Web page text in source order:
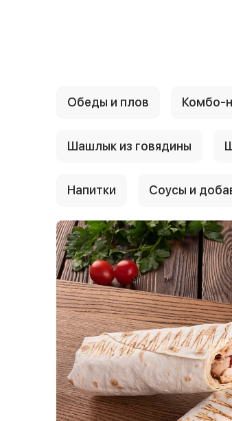
Обеды и плов Комбо-
Шашлык из говядины
Напитки Соусы и